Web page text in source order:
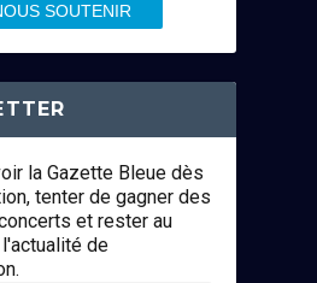
SOUTENIR
la Gazette Bleue dès
tenter de gagner des
et rester au
de